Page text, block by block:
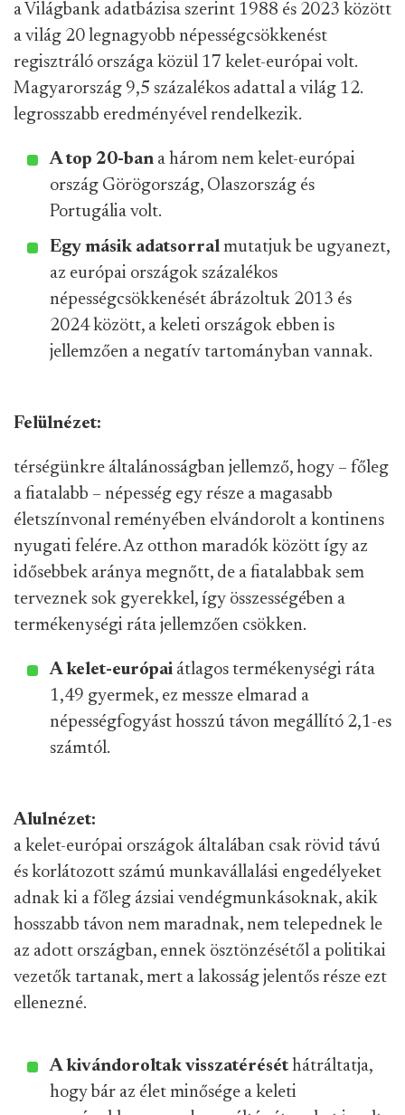
a Világbank adatbázisa szerint 1988 és 2023 között
a világ 20 legnagyobb népességcsökkenést
regisztráló országa közül 17 kelet-európai volt.
Magyarország 9,5 százalékos adattal a világ 12.
legrosszabb eredményével rendelkezik.
A top 20-ban a három nem kelet-európai
ország Görögország, Olaszország és
Portugália volt.
Egy másik adatsorral mutatjuk be ugyanezt,
az európai országok százalékos
népességcsökkenését ábrázoltuk 2013 és
2024 között, a keleti országok ebben is
jellemzően a negatív tartományban vannak.
Felülnézet:
térségünkre általánosságban jellemző, hogy – főleg
a fiatalabb – népesség egy része a magasabb
életszínvonal reményében elvándorolt a kontinens
nyugati felére. Az otthon maradók között így az
idősebbek aránya megnőtt, de a fiatalabbak sem
terveznek sok gyerekkel, így összességében a
termékenységi ráta jellemzően csökken.
A kelet-európai átlagos termékenységi ráta
1,49 gyermek, ez messze elmarad a
népességfogyást hosszú távon megállító 2,1-es
számtól.
Alulnézet:
a kelet-európai országok általában csak rövid távú
és korlátozott számú munkavállalási engedélyeket
adnak ki a főleg ázsiai vendégmunkásoknak, akik
hosszabb távon nem maradnak, nem telepednek le
az adott országban, ennek ösztönzésétől a politikai
vezetők tartanak, mert a lakosság jelentős része ezt
ellenezné.
A kivándoroltak visszatérését hátráltatja,
hogy bár az élet minősége a keleti